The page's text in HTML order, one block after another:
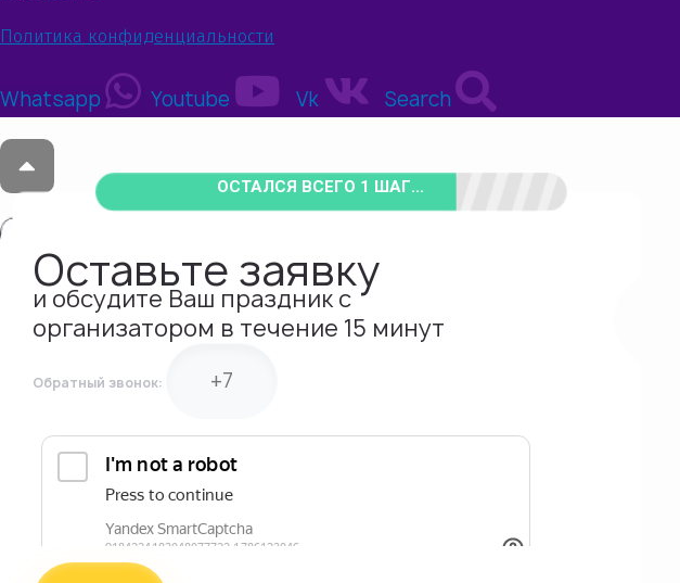
Политика конфиденциальности
Whatsapp Youtube Vk Search
ОСТАЛСЯ ВСЕГО 1 ШАГ...
Оставьте заявку
и обсудите Ваш праздник с
организатором в течение 15 минут
Обратный звонок: